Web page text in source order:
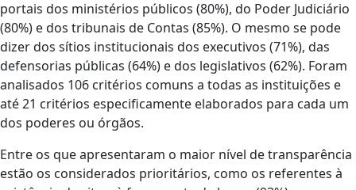
portais dos ministérios públicos (80%), do Poder Judiciário
(80%) e dos tribunais de Contas (85%). O mesmo se pode
dizer dos sítios institucionais dos executivos (71%), das
defensorias públicas (64%) e dos legislativos (62%). Foram
analisados 106 critérios comuns a todas as instituições e
até 21 critérios especificamente elaborados para cada um
dos poderes ou órgãos.
Entre os que apresentaram o maior nível de transparência
estão os considerados prioritários, como os referentes à